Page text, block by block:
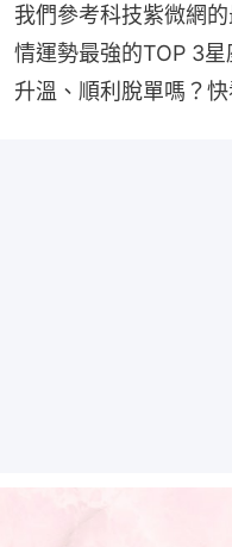
我們參考科技紫微網
情運勢最強的TOP 3
升溫、順利脫單嗎？快